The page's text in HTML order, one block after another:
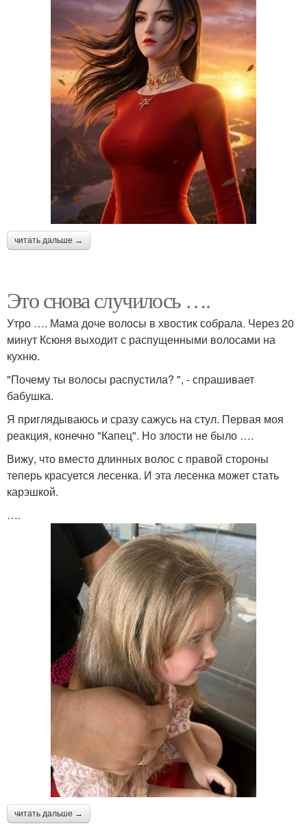
читать дальше →
Это снова случилось ….
Утро …. Мама доче волосы в хвостик собрала. Через 20
минут Ксюня выходит с распущенными волосами на
кухню.
"Почему ты волосы распустила? ", - спрашивает
бабушка.
Я приглядываюсь и сразу сажусь на стул. Первая моя
реакция, конечно "Капец". Но злости не было ….
Вижу, что вместо длинных волос с правой стороны
теперь красуется лесенка. И эта лесенка может стать
карэшкой.
….
читать дальше →